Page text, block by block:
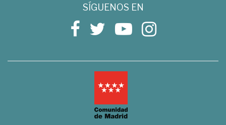
SÍGUENOS EN